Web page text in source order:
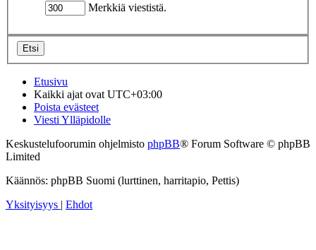
Merkkiä viestistä.
Etusivu
Kaikki ajat ovat UTC+03:00
Poista evästeet
Viesti Ylläpidolle
Keskustelufoorumin ohjelmisto phpBB® Forum Software © phpBB
Limited
Käännös: phpBB Suomi (lurttinen, harritapio, Pettis)
Yksityisyys | Ehdot